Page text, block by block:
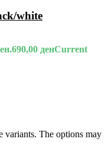
white
690,00 денCurrent
variants. The options may